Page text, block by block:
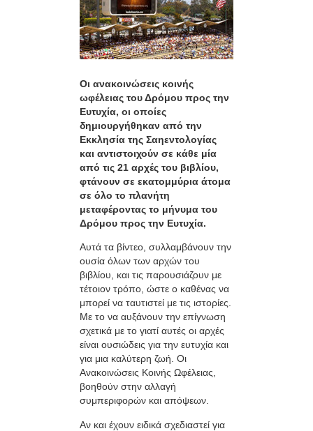
Οι ανακοινώσεις κοινής
ωφέλειας του Δρόμου προς την
Ευτυχία, οι οποίες
δημιουργήθηκαν από την
Εκκλησία της Σαηεντολογίας
και αντιστοιχούν σε κάθε μία
από τις 21 αρχές του βιβλίου,
φτάνουν σε εκατομμύρια άτομα
σε όλο το πλανήτη
μεταφέροντας το μήνυμα του
Δρόμου προς την Ευτυχία.
Αυτά τα βίντεο, συλλαμβάνουν την
ουσία όλων των αρχών του
βιβλίου, και τις παρουσιάζουν με
τέτοιον τρόπο, ώστε ο καθένας να
μπορεί να ταυτιστεί με τις ιστορίες.
Με το να αυξάνουν την επίγνωση
σχετικά με το γιατί αυτές οι αρχές
είναι ουσιώδεις για την ευτυχία και
για μια καλύτερη ζωή. Οι
Ανακοινώσεις Κοινής Ωφέλειας,
βοηθούν στην αλλαγή
συμπεριφορών και απόψεων.
Αν και έχουν ειδικά σχεδιαστεί για